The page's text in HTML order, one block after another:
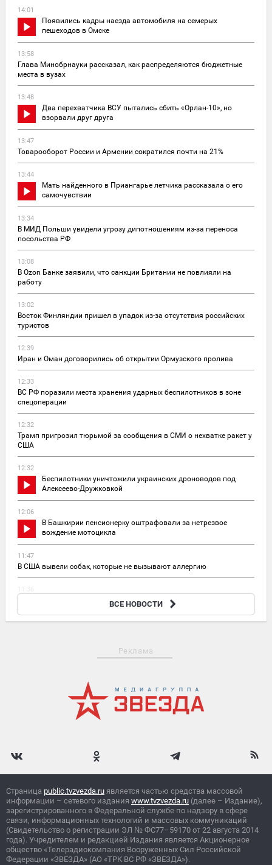
14:01
Появились кадры наезда автомобиля на семерых
пешеходов в Омске
13:58
Глава Минобрнауки рассказал, как распределяются бюджетные
места в вузах
13:48
Два перехватчика ВСУ пытались сбить «Орлан-10», но
взорвали друг друга
13:47
Товарооборот России и Армении сократился почти на 21%
13:44
Мать найденного в Приангарье летчика рассказала о его
самочувствии
13:34
В МИД Польши увидели угрозу дипотношениям из-за переноса
посольства РФ
13:08
В Ozon Банке заявили, что санкции Британии не повлияли на
работу
13:02
Восток Финляндии пришел в упадок из-за отсутствия российских
туристов
12:39
Иран и Оман договорились об открытии Ормузского пролива
12:33
ВС РФ поразили места хранения ударных беспилотников в зоне
спецоперации
12:32
Трамп пригрозил тюрьмой за сообщения в СМИ о нехватке ракет у
США
12:32
Беспилотники уничтожили украинских дроноводов под
Алексеево-Дружковкой
12:06
В Башкирии пенсионерку оштрафовали за нетрезвое
вождение мотоцикла
11:47
В США вывели собак, которые не вызывают аллергию
Российские войска нанесли удар по складу с военным имуществом
ВСЕ НОВОСТИ
Реклама
Страница public.tvzvezda.ru является частью средства массовой
информации – сетевого издания www.tvzvezda.ru (далее – Издание),
зарегистрированного в Федеральной службе по надзору в сфере
связи, информационных технологий и массовых коммуникаций
(Свидетельство о регистрации ЭЛ № ФС77–59170 от 22 августа 2014
года). Учредителем и редакцией Издания является Акционерное
общество «Телерадиокомпания Вооруженных Сил Российской
Федерации «ЗВЕЗДА» (АО «ТРК ВС РФ «ЗВЕЗДА»).